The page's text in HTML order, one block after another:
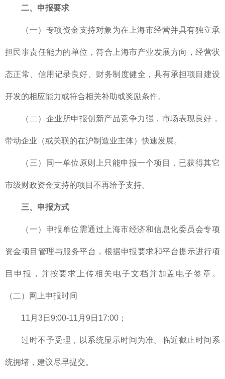
二、申报要求
（一）专项资金支持对象为在上海市经营并具有独立承
担民事责任能力的单位，符合上海市产业发展方向，经营状
态正常、信用记录良好、财务制度健全，具有承担项目建设
开发的相应能力或符合相关补助或奖励条件。
（二）企业所申报创新产品竞争力强，市场表现良好，
带动企业（或关联的在沪制造业主体）快速发展。
（三）同一单位原则上只能申报一个项目，已获得其它
市级财政资金支持的项目不再给予支持。
三、申报方式
（一）申报单位需通过上海市经济和信息化委员会专项
资金项目管理与服务平台，根据申报要求和平台提示进行项
目申报，并按要求上传相关电子文档并加盖电子签章。
（二）网上申报时间
11月3日9:00-11月9日17:00；
过时不予受理，以系统显示时间为准。临近截止时间系
统拥堵，建议尽早提交。